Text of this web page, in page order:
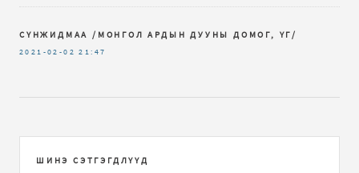
СҮНЖИДМАА /МОНГОЛ АРДЫН ДУУНЫ ДОМОГ, ҮГ/
2021-02-02 21:47
ШИНЭ СЭТГЭГДЛҮҮД